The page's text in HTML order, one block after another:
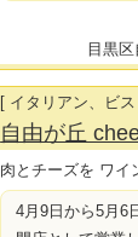
目黒
[ イタリアン、ビ
自由が丘
肉とチーズを ワイ
4月9日から5月6